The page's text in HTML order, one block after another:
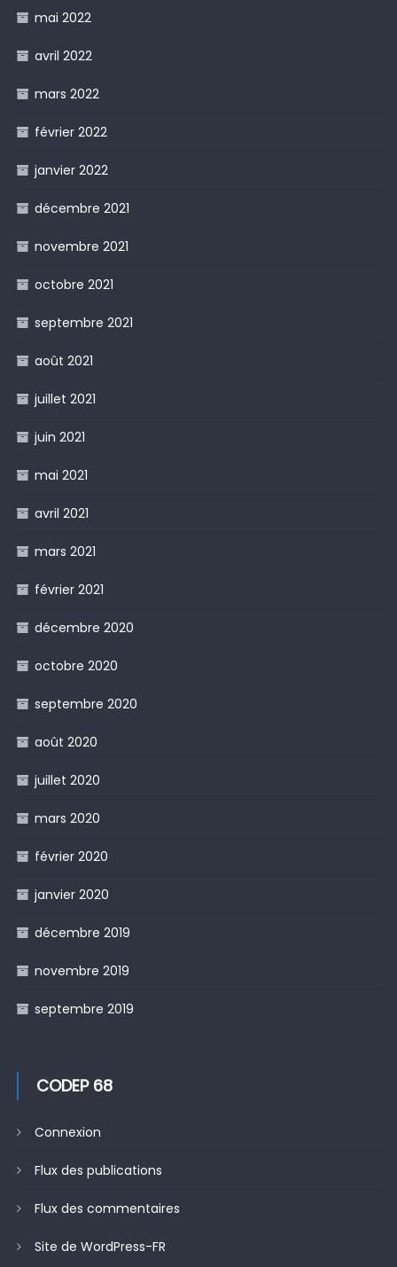
mai 2022
avril 2022
mars 2022
février 2022
janvier 2022
décembre 2021
novembre 2021
octobre 2021
septembre 2021
août 2021
juillet 2021
juin 2021
mai 2021
avril 2021
mars 2021
février 2021
décembre 2020
octobre 2020
septembre 2020
août 2020
juillet 2020
mars 2020
février 2020
janvier 2020
décembre 2019
novembre 2019
septembre 2019
CODEP 68
Connexion
Flux des publications
Flux des commentaires
Site de WordPress-FR